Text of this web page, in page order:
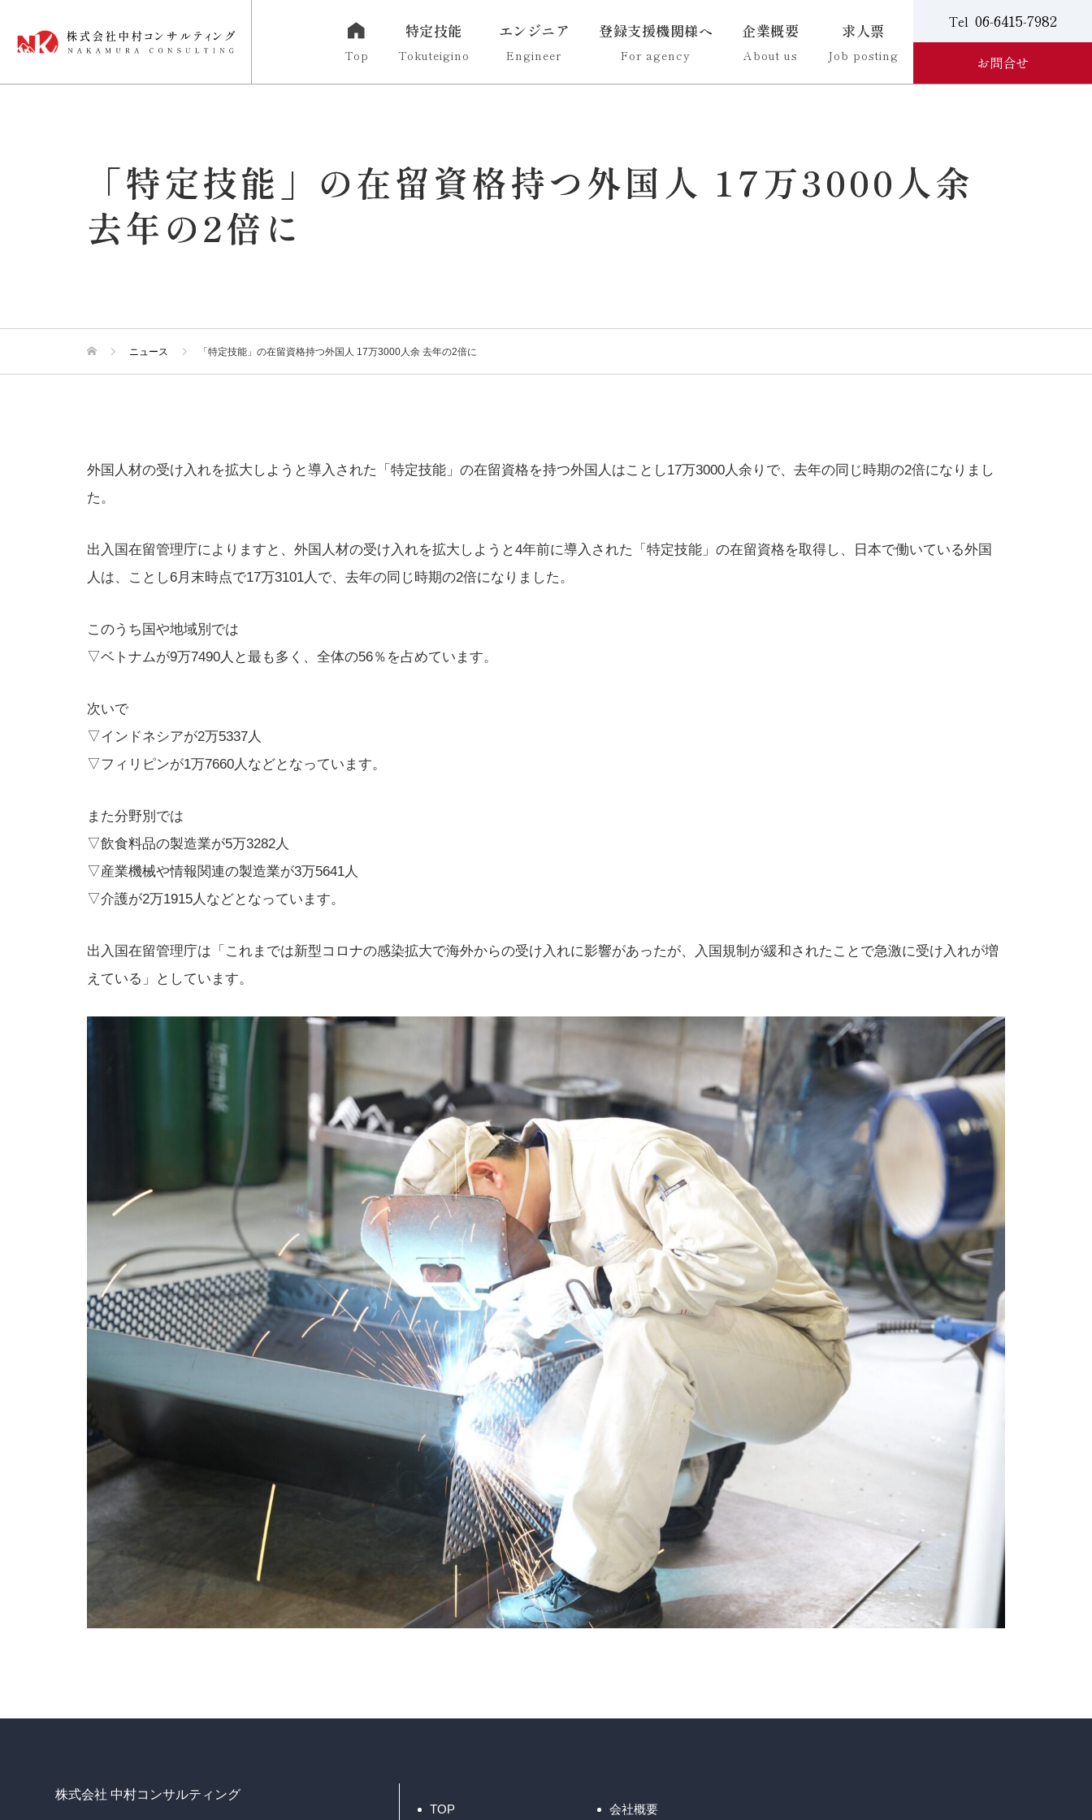
Top
特定技能
Tokuteigino
エンジニア
Engineer
登録支援機関様へ
For agency
企業概要
About us
求人票
Job posting
Tel 06-6415-7982
お問合せ
「特定技能」の在留資格持つ外国人 17万3000人余
去年の2倍に
ニュース 「特定技能」の在留資格持つ外国人 17万3000人余 去年の2倍に
外国人材の受け入れを拡大しようと導入された「特定技能」の在留資格を持つ外国人はことし17万3000人余りで、去年の同じ時期の2倍になりまし
た。
出入国在留管理庁によりますと、外国人材の受け入れを拡大しようと4年前に導入された「特定技能」の在留資格を取得し、日本で働いている外国
人は、ことし6月末時点で17万3101人で、去年の同じ時期の2倍になりました。
このうち国や地域別では
▽ベトナムが9万7490人と最も多く、全体の56％を占めています。
次いで
▽インドネシアが2万5337人
▽フィリピンが1万7660人などとなっています。
また分野別では
▽飲食料品の製造業が5万3282人
▽産業機械や情報関連の製造業が3万5641人
▽介護が2万1915人などとなっています。
出入国在留管理庁は「これまでは新型コロナの感染拡大で海外からの受け入れに影響があったが、入国規制が緩和されたことで急激に受け入れが増
えている」としています。
株式会社 中村コンサルティング
TOP 会社概要